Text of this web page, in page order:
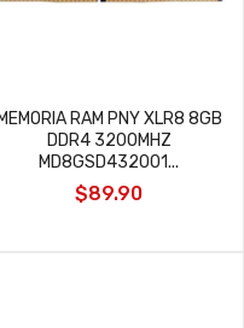
MEMORIA RAM PNY XLR8 8GB
DDR4 3200MHZ
MD8GSD432001...
$89.90